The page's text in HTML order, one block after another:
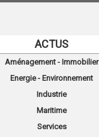
ACTUS
Aménagement - Immobilier
Energie - Environnement
Industrie
Maritime
Services